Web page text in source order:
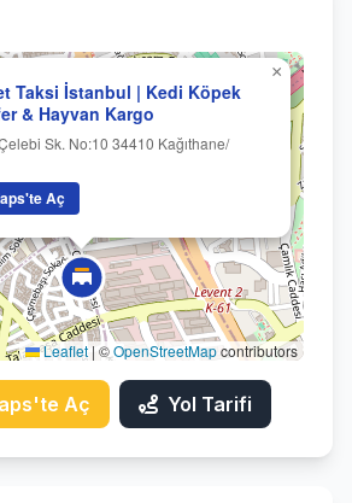
Taksi İstanbul | Kedi Köpek
& Hayvan Kargo
Sk. No:10 34410 Kağıthane/
Aç
×
Leaflet | ©OpenStreetMapcontributors
Aç Yol Tarifi